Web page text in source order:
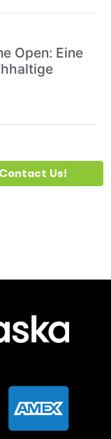
Open: Eine
Contact Us!